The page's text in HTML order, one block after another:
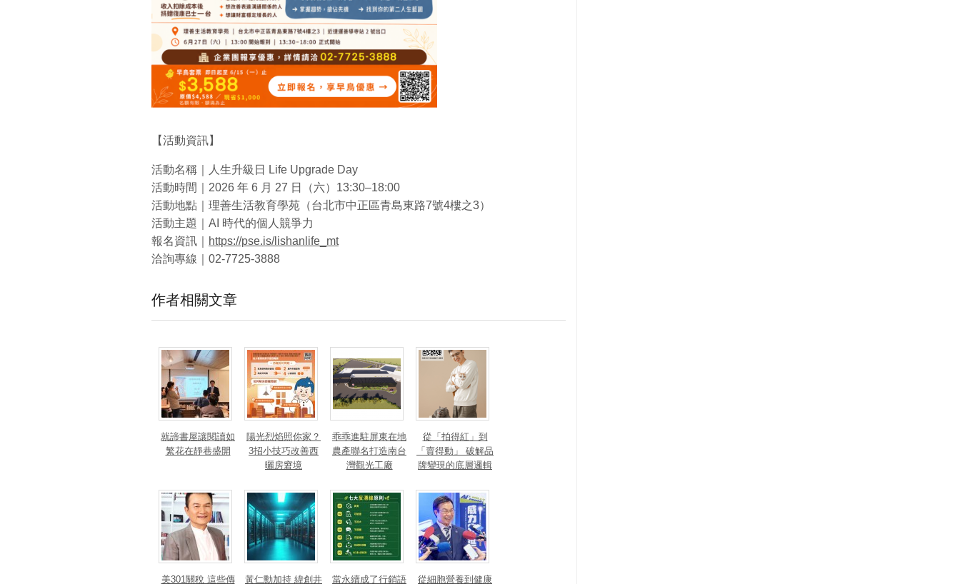
【活動資訊】
活動名稱｜人生升級日 Life Upgrade Day
活動時間｜2026 年 6 月 27 日（六）13:30–18:00
活動地點｜理善生活教育學苑（台北市中正區青島東路7號4樓之3）
活動主題｜AI 時代的個人競爭力
報名資訊｜
https://pse.is/lishanlife_mt
洽詢專線｜02-7725-3888
作者相關文章
就諦書屋讓閱讀如
繁花在靜巷盛開
陽光烈焰照你家？
3招小技巧改善西
曬房窘境
乖乖進駐屏東在地
農產聯名打造南台
灣觀光工廠
從「拍得紅」到
「賣得動」 破解品
牌變現的底層邏輯
美301關稅 這些傳
黃仁勳加持 緯創井
當永續成了行銷語
從細胞營養到健康